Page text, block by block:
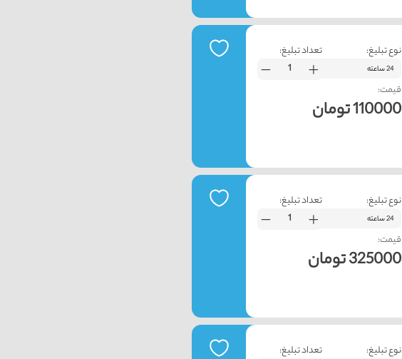
نوع تبلیغ:
24 ساعته
تعداد تبلیغ:
قیمت:
110000 تومان
نوع تبلیغ:
24 ساعته
تعداد تبلیغ:
قیمت:
325000 تومان
نوع تبلیغ: تعداد تبلیغ: